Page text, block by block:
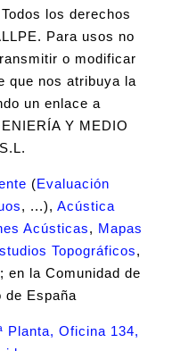
los derechos
Para usos no
o modificar
que nos atribuya la
un enlace a
Y MEDIO
(Evaluación
, ...), Acústica
Acústicas, Mapas
Topográficos,
en la Comunidad de
de España
Planta, Oficina 134,